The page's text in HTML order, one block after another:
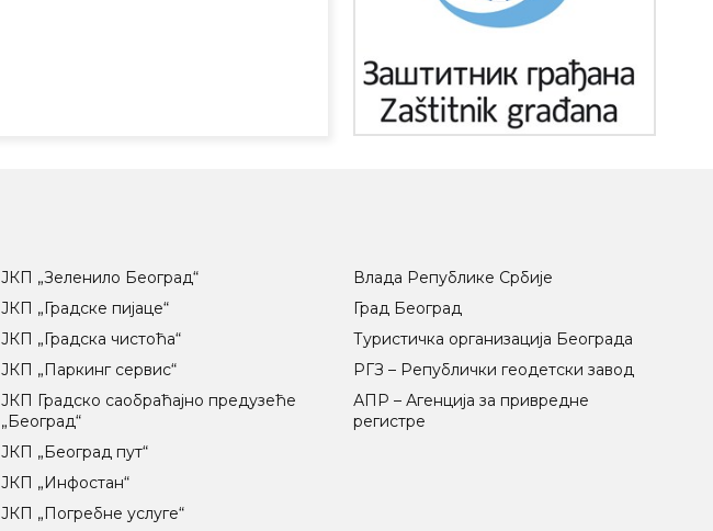
ЈКП „Зеленило Београд“
ЈКП „Градске пијаце“
ЈКП „Градска чистоћа“
ЈКП „Паркинг сервис“
ЈКП Градско саобраћајно предузеће
„Београд“
ЈКП „Београд пут“
ЈКП „Инфостан“
ЈКП „Погребне услуге“
Влада Републике Србије
Град Београд
Туристичка организација Београда
РГЗ – Републички геодетски завод
АПР – Агенција за привредне
регистре